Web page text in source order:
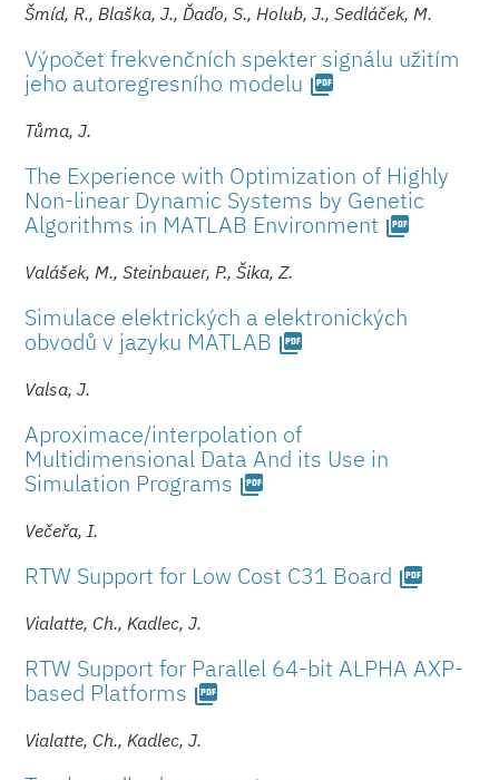
Šmíd, R., Blaška, J., Ďaďo, S., Holub, J., Sedláček, M.
Výpočet frekvenčních spekter signálu užitím
jeho autoregresního mo­delu picture_as_pdf
Tůma, J.
The Experience with Optimization of Highly
Non-linear Dynamic Systems by Genetic
Algorithms in MATLAB Environment picture_as_pdf
Valášek, M., Steinbauer, P., Šika, Z.
Simulace elektrických a elektronických
obvodů v jazyku MATLAB picture_as_pdf
Valsa, J.
Aproximace/in­terpolation of
Multidimensional Data And its Use in
Simulation Programs picture_as_pdf
Večeřa, I.
RTW Support for Low Cost C31 Board picture_as_pdf
Vialatte, Ch., Kadlec, J.
RTW Support for Parallel 64-bit ALPHA AXP-
based Platforms picture_as_pdf
Vialatte, Ch., Kadlec, J.